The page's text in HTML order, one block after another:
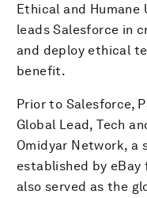
Ethical and Humane
leads Salesforce in
and deploy ethical
benefit.
Prior to Salesforce,
Global Lead, Tech
Omidyar Network, a
established by eBay
also served as the